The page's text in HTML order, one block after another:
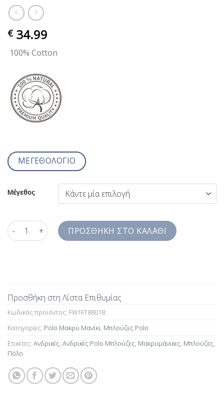
€ 34.99
100% Cotton
ΜΕΓΕΘΟΛΟΓΙΟ
Μέγεθος
Ανδρικές Polo Μπλούζες Μπλε Μονόχρωμες Regular fit
ΠΡΟΣΘΉΚΗ ΣΤΟ ΚΑΛΆΘΙ
Προσθήκη στη Λίστα Επιθυμίας
Κωδικός προϊόντος: FW1FT88018
Κατηγορίες: Polo Μακρύ Μανίκι, Μπλούζες Polo
Ετικέτες: Ανδρικές, Ανδρικές Polo Μπλούζες, Μακρυμάνικες, Μπλούζες,
Πόλο